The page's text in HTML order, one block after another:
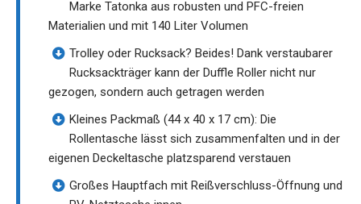
Marke Tatonka aus robusten und PFC-freien
Materialien und mit 140 Liter Volumen
Trolley oder Rucksack? Beides! Dank verstaubarer
Rucksackträger kann der Duffle Roller nicht nur
gezogen, sondern auch getragen werden
Kleines Packmaß (44 x 40 x 17 cm): Die
Rollentasche lässt sich zusammenfalten und in der
eigenen Deckeltasche platzsparend verstauen
Großes Hauptfach mit Reißverschluss-Öffnung und